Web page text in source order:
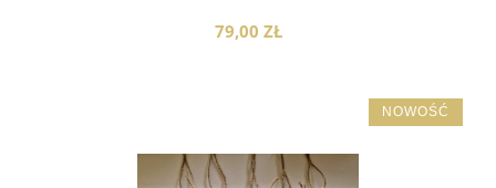
79,00 ZŁ
NOWOŚĆ